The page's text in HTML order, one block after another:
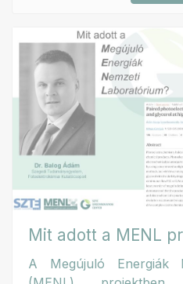
Mit adott a MENL
A Megújuló Energiák